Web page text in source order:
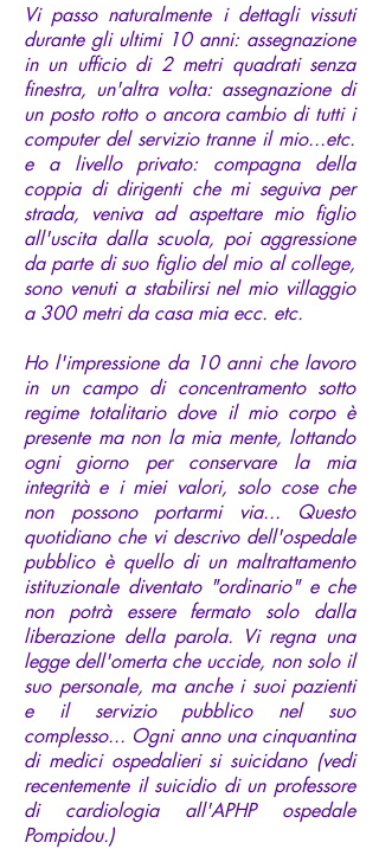
Vi passo naturalmente i dettagli vissuti
durante gli ultimi 10 anni: assegnazione
in un ufficio di 2 metri quadrati senza
finestra, un'altra volta: assegnazione di
un posto rotto o ancora cambio di tutti i
computer del servizio tranne il mio...etc.
e a livello privato: compagna della
coppia di dirigenti che mi seguiva per
strada, veniva ad aspettare mio figlio
all'uscita dalla scuola, poi aggressione
da parte di suo figlio del mio al college,
sono venuti a stabilirsi nel mio villaggio
a 300 metri da casa mia ecc. etc.
Ho l'impressione da 10 anni che lavoro
in un campo di concentramento sotto
regime totalitario dove il mio corpo è
presente ma non la mia mente, lottando
ogni giorno per conservare la mia
integrità e i miei valori, solo cose che
non possono portarmi via... Questo
quotidiano che vi descrivo dell'ospedale
pubblico è quello di un maltrattamento
istituzionale diventato "ordinario" e che
non potrà essere fermato solo dalla
liberazione della parola. Vi regna una
legge dell'omerta che uccide, non solo il
suo personale, ma anche i suoi pazienti
e il servizio pubblico nel suo
complesso... Ogni anno una cinquantina
di medici ospedalieri si suicidano (vedi
recentemente il suicidio di un professore
di cardiologia all'APHP ospedale
Pompidou.)